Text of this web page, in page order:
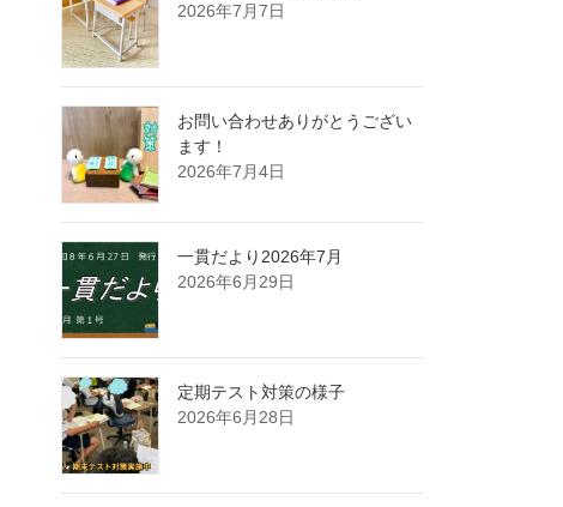
2026年7月7日
お問い合わせありがとうござい
ます！
2026年7月4日
一貫だより2026年7月
2026年6月29日
定期テスト対策の様子
2026年6月28日